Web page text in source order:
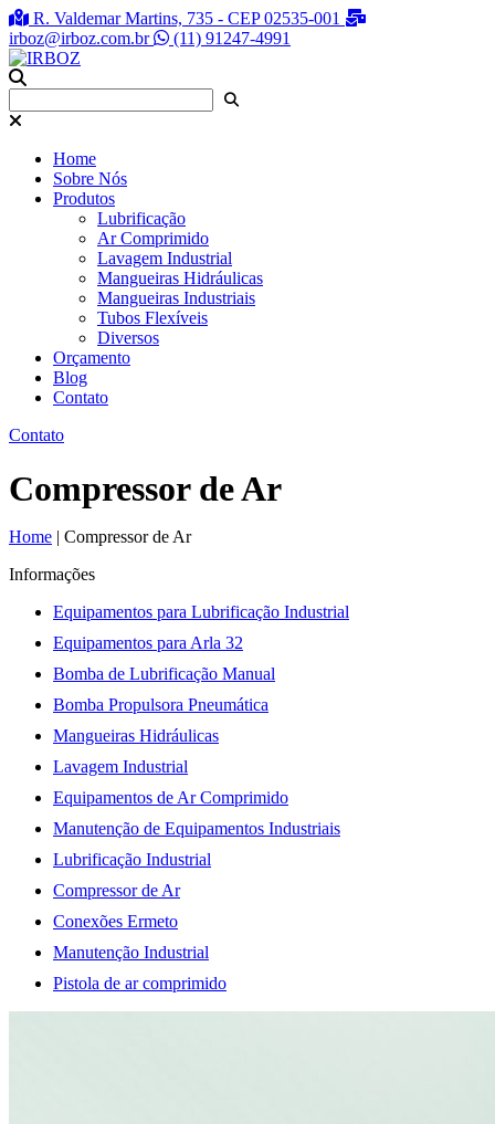
R. Valdemar Martins, 735 - CEP 02535-001
irboz@irboz.com.br
(11) 91247-4991
Home
Sobre Nós
Produtos
Lubrificação
Ar Comprimido
Lavagem Industrial
Mangueiras Hidráulicas
Mangueiras Industriais
Tubos Flexíveis
Diversos
Orçamento
Blog
Contato
Contato
Compressor de Ar
Home | Compressor de Ar
Informações
Equipamentos para Lubrificação Industrial
Equipamentos para Arla 32
Bomba de Lubrificação Manual
Bomba Propulsora Pneumática
Mangueiras Hidráulicas
Lavagem Industrial
Equipamentos de Ar Comprimido
Manutenção de Equipamentos Industriais
Lubrificação Industrial
Compressor de Ar
Conexões Ermeto
Manutenção Industrial
Pistola de ar comprimido